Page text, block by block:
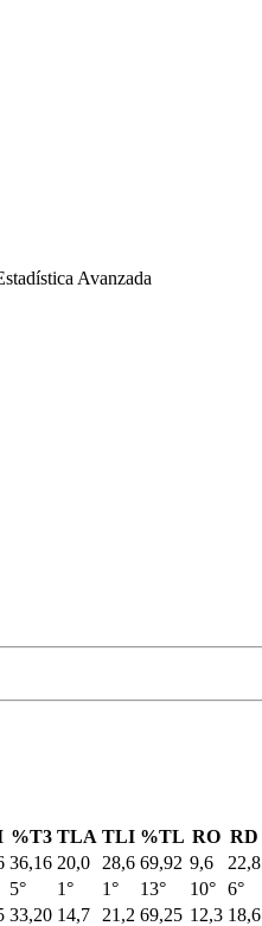
Avanzada
%T3 TLA TLI %TL RO RD
36,16 20,0 28,6 69,92 9,6 22,8
5° 1° 1° 13° 10° 6°
33,20 14,7 21,2 69,25 12,3 18,6